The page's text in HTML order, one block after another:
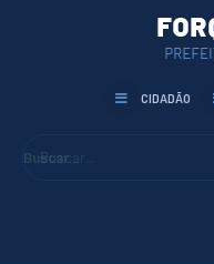
Buscar...
CIDADÃO